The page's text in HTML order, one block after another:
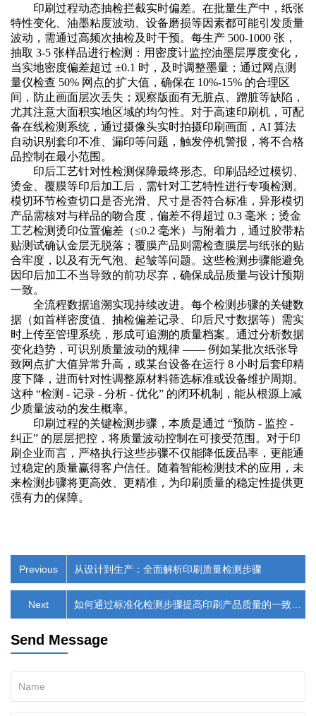
印刷过程动态抽检拦截实时偏差。在批量生产中，纸张
特性变化、油墨粘度波动、设备磨损等因素都可能引发质量
波动，需通过高频次抽检及时干预。每生产 500-1000 张，
抽取 3-5 张样品进行检测：用密度计监控油墨层厚度变化，
当实地密度偏差超过 ±0.1 时，及时调整墨量；通过网点测
量仪检查 50% 网点的扩大值，确保在 10%-15% 的合理区
间，防止画面层次丢失；观察版面有无脏点、蹭脏等缺陷，
尤其注意大面积实地区域的均匀性。对于高速印刷机，可配
备在线检测系统，通过摄像头实时拍摄印刷画面，AI 算法
自动识别套印不准、漏印等问题，触发停机警报，将不合格
品控制在最小范围。
印后工艺针对性检测保障最终形态。印刷品经过模切、
烫金、覆膜等印后加工后，需针对工艺特性进行专项检测。
模切环节检查切口是否光滑、尺寸是否符合标准，异形模切
产品需核对与样品的吻合度，偏差不得超过 0.3 毫米；烫金
工艺检测烫印位置偏差（≤0.2 毫米）与附着力，通过胶带粘
贴测试确认金层无脱落；覆膜产品则需检查膜层与纸张的贴
合牢度，以及有无气泡、起皱等问题。这些检测步骤能避免
因印后加工不当导致的前功尽弃，确保成品质量与设计预期
一致。
全流程数据追溯实现持续改进。每个检测步骤的关键数
据（如首样密度值、抽检偏差记录、印后尺寸数据等）需实
时上传至管理系统，形成可追溯的质量档案。通过分析数据
变化趋势，可识别质量波动的规律 —— 例如某批次纸张导
致网点扩大值异常升高，或某台设备在运行 8 小时后套印精
度下降，进而针对性调整原材料筛选标准或设备维护周期。
这种 “检测 - 记录 - 分析 - 优化” 的闭环机制，能从根源上减
少质量波动的发生概率。
印刷过程的关键检测步骤，本质是通过 “预防 - 监控 -
纠正” 的层层把控，将质量波动控制在可接受范围。对于印
刷企业而言，严格执行这些步骤不仅能降低废品率，更能通
过稳定的质量赢得客户信任。随着智能检测技术的应用，未
来检测步骤将更高效、更精准，为印刷质量的稳定性提供更
强有力的保障。
Previous 从设计到生产：全面解析印刷质量检测步骤
如何通过标准化检测步骤提高印刷产品质量的一致
性？​
Next
Send Message